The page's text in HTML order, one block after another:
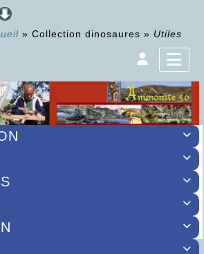
» Collection dinosaures » Utiles





